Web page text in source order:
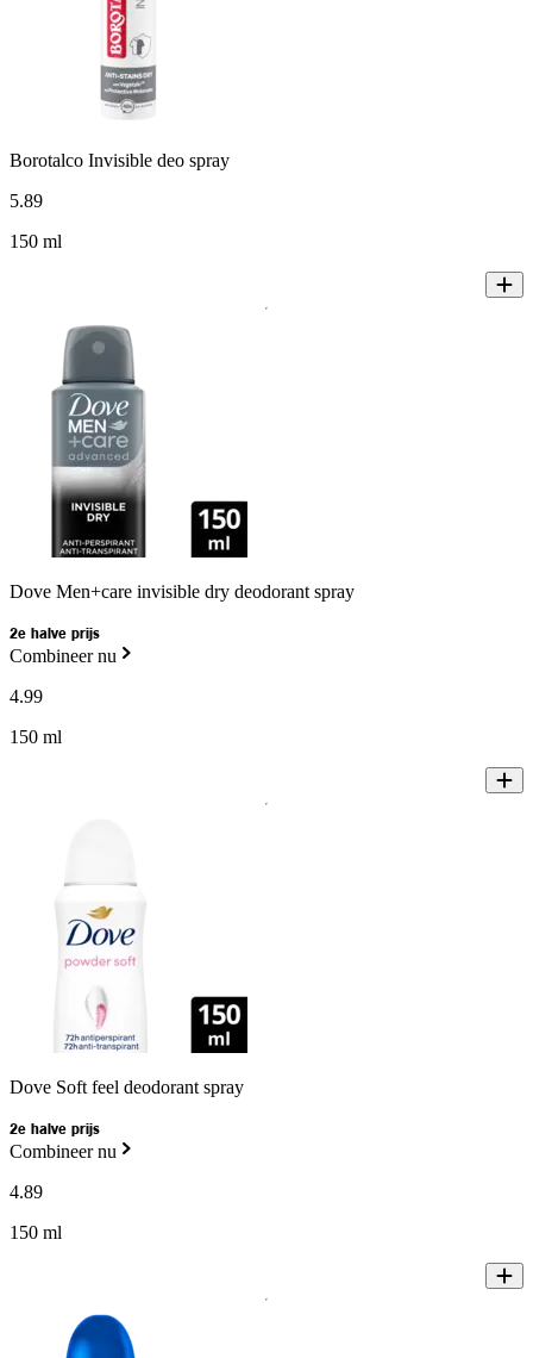
Borotalco Invisible deo spray
5.89
150 ml
Dove Men+care invisible dry deodorant spray
2e halve prijs
Combineer nu
4.99
150 ml
Dove Soft feel deodorant spray
2e halve prijs
Combineer nu
4.89
150 ml